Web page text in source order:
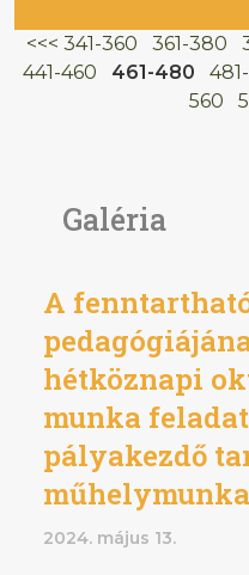
Galéria
A
hétköznapi
munka
pályakezdő
2024. május 13.
<<< 341-360 361-380
441-460
461-480
560